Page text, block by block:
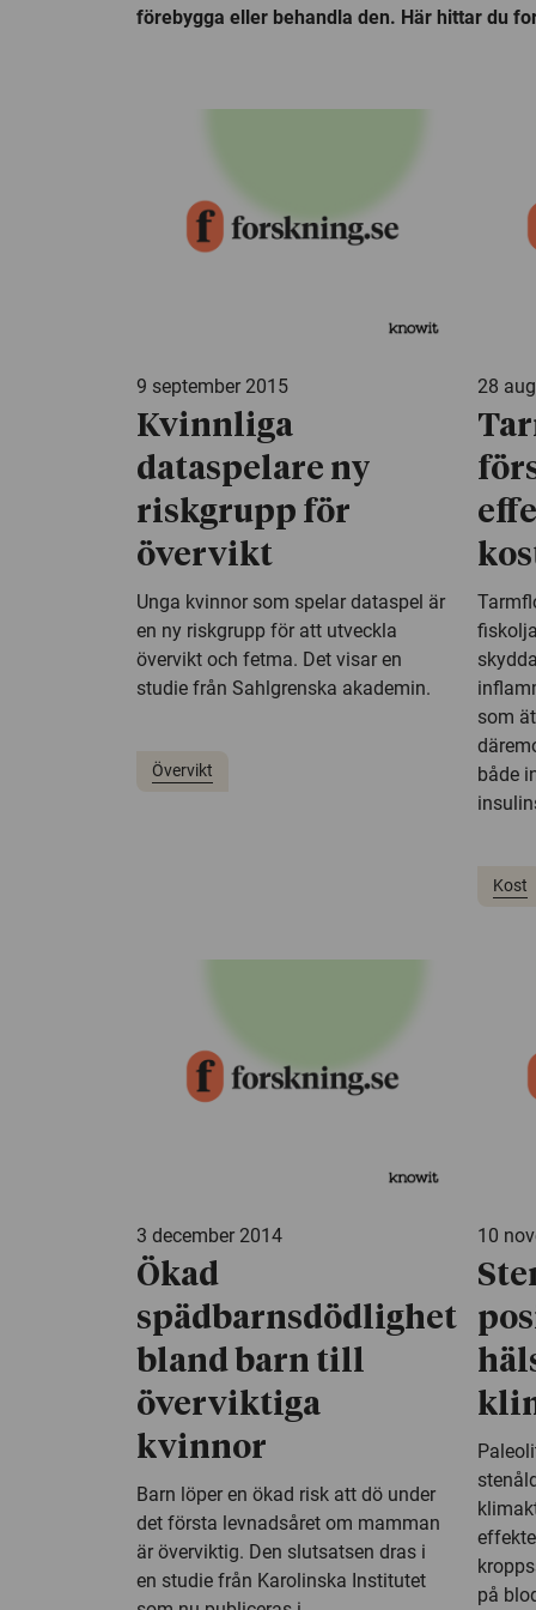
förebygga eller behandla den. Här hittar du
9 september 2015
Kvinnliga
dataspelare ny
riskgrupp för
övervikt
Unga kvinnor som spelar dataspel är
en ny riskgrupp för att utveckla
övervikt och fetma. Det visar en
studie från Sahlgrenska akademin.
Övervikt
28
som
både
Kost
3 december 2014
Ökad
spädbarnsdödlighet
bland barn till
överviktiga
kvinnor
Barn löper en ökad risk att dö under
det första levnadsåret om mamman
är överviktig. Den slutsatsen dras i
en studie från Karolinska Institutet
10
på